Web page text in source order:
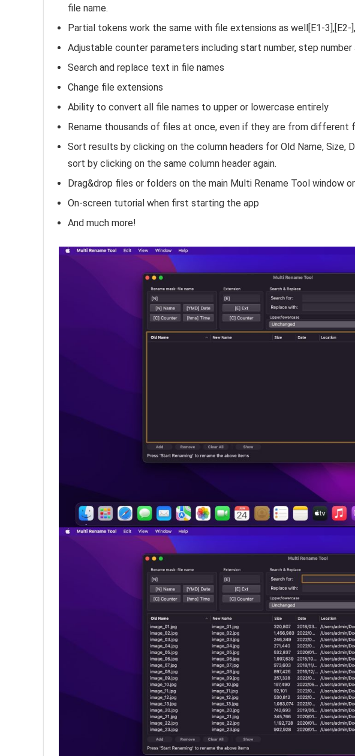
file name.
Partial tokens work the same with file extensions as well[E1-3],[E2-
Adjustable counter parameters including start number, step number
Search and replace text in file names
Change file extensions
Ability to convert all file names to upper or lowercase entirely
Rename thousands of files at once, even if they are from different
Sort results by clicking on the column headers for Old Name, Size,
sort by clicking on the same column header again.
Drag&drop files or folders on the main Multi Rename Tool window
On-screen tutorial when first starting the app
And much more!